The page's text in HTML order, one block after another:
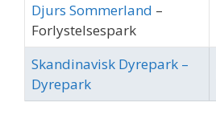
Djurs Sommerland –
Forlystelsespark
Skandinavisk Dyrepark –
Dyrepark